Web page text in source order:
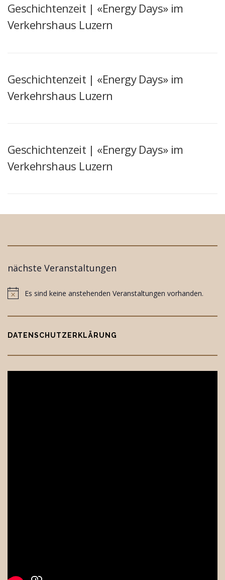
Geschichtenzeit | «Energy Days» im
Verkehrshaus Luzern
Geschichtenzeit | «Energy Days» im
Verkehrshaus Luzern
Geschichtenzeit | «Energy Days» im
Verkehrshaus Luzern
nächste Veranstaltungen
NoticeEs sind keine anstehenden Veranstaltungen vorhanden.
DATENSCHUTZERKLÄRUNG